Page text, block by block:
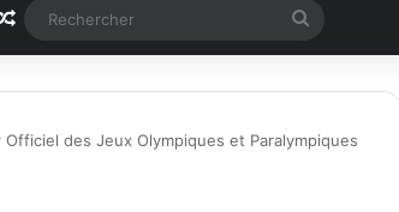
Article Aléatoire Rechercher
des Jeux Olympiques et Paralympiques